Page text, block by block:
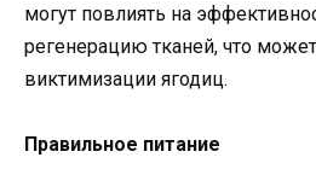
могут повлиять на
регенерацию тканей, что
виктимизации ягодиц.
Правильное питание